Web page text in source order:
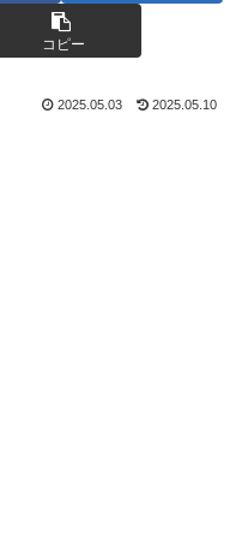
コピー
2025.05.03 2025.05.10